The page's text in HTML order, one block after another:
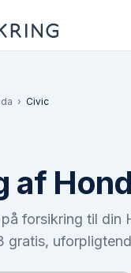
› Civic
af
forsikring til din
gratis,